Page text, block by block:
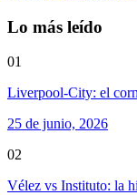
Lo más leído
01
Liverpool-City: el
25 de junio, 2026
02
Vélez vs Instituto: la